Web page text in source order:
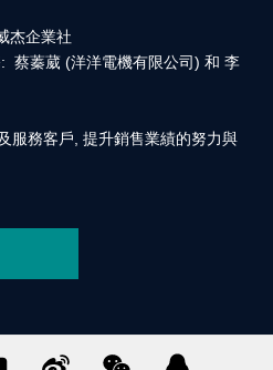
杰企業社
蔡蓁葳 (洋洋電機有限公司) 和 李
服務客戶, 提升銷售業績的努力與